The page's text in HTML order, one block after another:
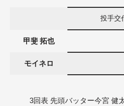
投手交
甲斐 拓也
モイネロ
3回表 先頭バッター今宮 健太